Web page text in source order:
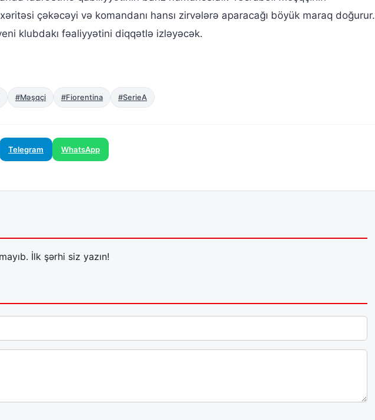
çəkəcəyi və komandanı hansı zirvələrə aparacağı böyük maraq doğurur.
klubdakı fəaliyyətini diqqətlə izləyəcək.
#Məşqçi #Fiorentina #SerieA
Telegram WhatsApp
İlk şərhi siz yazın!